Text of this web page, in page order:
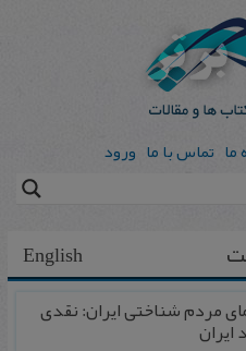
ما تماس با ما ورود
English
م‍ردم‌ ش‍ن‍اخ‍ت‍ی‌ ای‍ران‌: ن‍ق‍دی‌